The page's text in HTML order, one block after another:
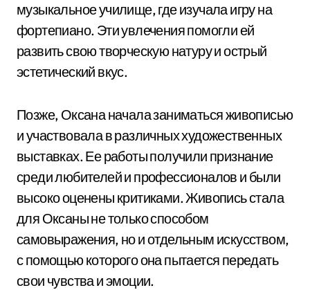
музыкальное училище, где изучала игру на
фортепиано. Эти увлечения помогли ей
развить свою творческую натуру и острый
эстетический вкус.
Позже, Оксана начала заниматься живописью
и участвовала в различных художественных
выставках. Ее работы получили признание
среди любителей и профессионалов и были
высоко оценены критиками. Живопись стала
для Оксаны не только способом
самовыражения, но и отдельным искусством,
с помощью которого она пытается передать
свои чувства и эмоции.